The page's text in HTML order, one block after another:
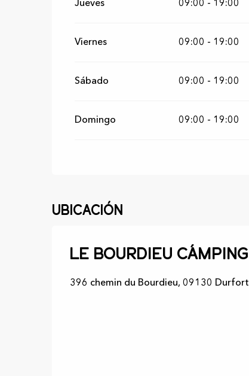
Jueves 09:00 - 19:00
Viernes 09:00 - 19:00
Sábado 09:00 - 19:00
Domingo 09:00 - 19:00
Ubicación
Le Bourdieu Cámping
396 chemin du Bourdieu, 09130 Durfort